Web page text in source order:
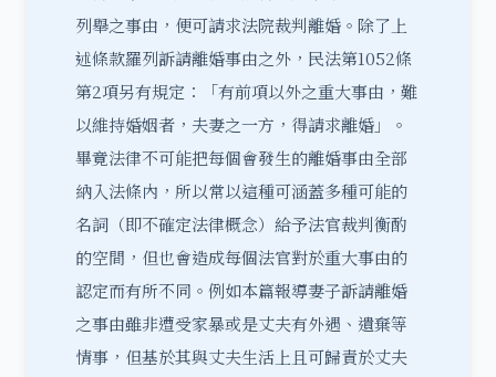
列舉之事由，便可請求法院裁判離婚。除了上
述條款羅列訴請離婚事由之外，民法第1052條
第2項另有規定：「有前項以外之重大事由，難
以維持婚姻者，夫妻之一方，得請求離婚」。
畢竟法律不可能把每個會發生的離婚事由全部
納入法條內，所以常以這種可涵蓋多種可能的
名詞（即不確定法律概念）給予法官裁判衡酌
的空間，但也會造成每個法官對於重大事由的
認定而有所不同。例如本篇報導妻子訴請離婚
之事由雖非遭受家暴或是丈夫有外遇、遺棄等
情事，但基於其與丈夫生活上且可歸責於丈夫